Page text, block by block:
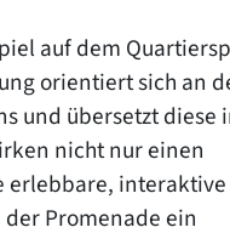
auf dem
orientiert sich an
und übersetzt diese
nicht nur einen
erlebbare, interaktive
Promenade ein